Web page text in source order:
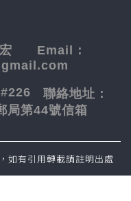
宏 Email：
#226 聯絡地址：
局第44號信箱
如有引用轉載請註明出處